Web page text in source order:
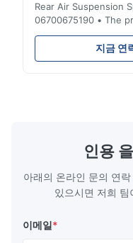
Rear Air Suspension
06700675190 • The
compatible with the
Air Spring & Air Bag
Model No.:
지금 연
인용
아래의 온라인 문의 연
있으시면 저희
이메일*